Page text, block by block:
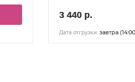
3 440 р.
Дата отгрузки: завтра